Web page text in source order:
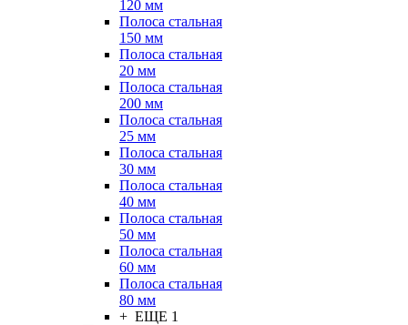
120 мм
Полоса стальная
150 мм
Полоса стальная
20 мм
Полоса стальная
200 мм
Полоса стальная
25 мм
Полоса стальная
30 мм
Полоса стальная
40 мм
Полоса стальная
50 мм
Полоса стальная
60 мм
Полоса стальная
80 мм
+ ЕЩЕ 1